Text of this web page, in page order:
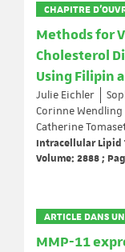
CHAPITRE
Methods for
Cholesterol
Using Filipin
Julie Eichler
Corinne Wendling
Catherine
Intracellular Lipid
Volume: 2888 ;
ARTICLE DANS
MMP-11